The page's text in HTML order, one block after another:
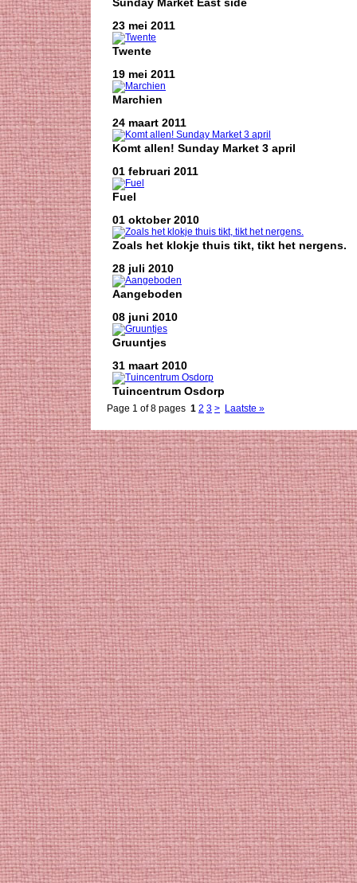
23 mei 2011
Twente
19 mei 2011
Marchien
24 maart 2011
Komt allen! Sunday Market 3 april
01 februari 2011
Fuel
01 oktober 2010
Zoals het klokje thuis tikt, tikt het nergens.
28 juli 2010
Aangeboden
08 juni 2010
Gruuntjes
31 maart 2010
Tuincentrum Osdorp
Page 1 of 8 pages 1 2 3 > Laatste »